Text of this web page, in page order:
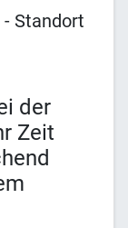
Standort
der
Zeit